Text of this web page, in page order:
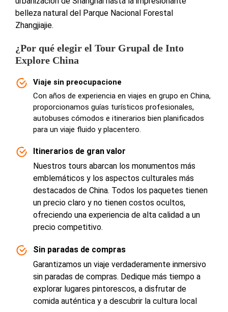
belleza natural del Parque Nacional Forestal
Zhangjiajie.
¿Por qué elegir el Tour Grupal de Into
Explore China
Viaje sin preocupacione
Con años de experiencia en viajes en grupo en China,
proporcionamos guías turísticos profesionales,
autobuses cómodos e itinerarios bien planificados
para un viaje fluido y placentero.
Itinerarios de gran valor
Nuestros tours abarcan los monumentos más
emblemáticos y los aspectos culturales más
destacados de China. Todos los paquetes tienen
un precio claro y no tienen costos ocultos,
ofreciendo una experiencia de alta calidad a un
precio competitivo.
Sin paradas de compras
Garantizamos un viaje verdaderamente inmersivo
sin paradas de compras. Dedique más tiempo a
explorar lugares pintorescos, a disfrutar de
comida auténtica y a descubrir la cultura local